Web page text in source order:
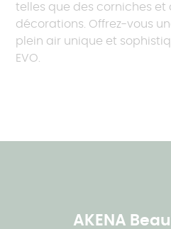
telles que des corniches et
décorations. Offrez-vous
plein air unique et
EVO.
AKENA